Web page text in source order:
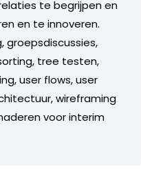
te begrijpen en
en te innoveren.
groepsdiscussies,
tree testen,
user flows, user
wireframing
voor interim